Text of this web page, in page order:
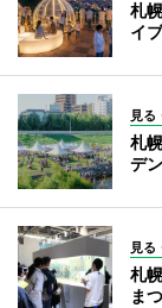
札
イ
見る
札
デ
見る
札
ま